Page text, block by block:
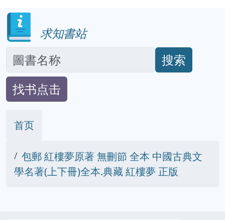
求知書站
搜索
找书点击
首页
包郵 紅樓夢原著 無刪節 全本 中國古典文
學名著(上下冊)全本.典藏 紅樓夢 正版